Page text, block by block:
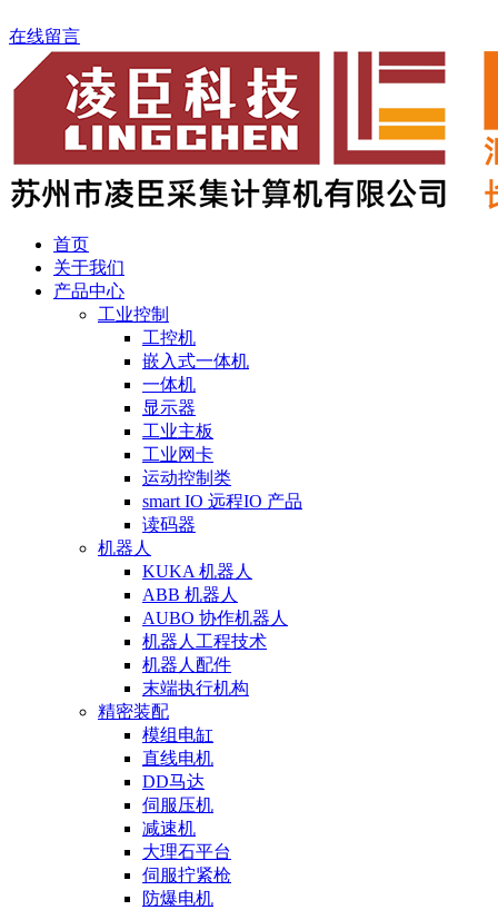
在线留言
首页
关于我们
产品中心
工业控制
工控机
嵌入式一体机
一体机
显示器
工业主板
工业网卡
运动控制类
smart IO 远程IO 产品
读码器
机器人
KUKA 机器人
ABB 机器人
AUBO 协作机器人
机器人工程技术
机器人配件
末端执行机构
精密装配
模组电缸
直线电机
DD马达
伺服压机
减速机
大理石平台
伺服拧紧枪
防爆电机